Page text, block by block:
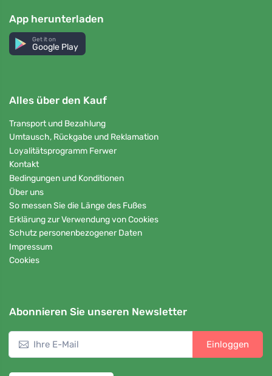
App herunterladen
Get it on
Google Play
Alles über den Kauf
Transport und Bezahlung
Umtausch, Rückgabe und Reklamation
Loyalitätsprogramm Ferwer
Kontakt
Bedingungen und Konditionen
Über uns
So messen Sie die Länge des Fußes
Erklärung zur Verwendung von Cookies
Schutz personenbezogener Daten
Impressum
Cookies
Abonnieren Sie unseren Newsletter
Einloggen